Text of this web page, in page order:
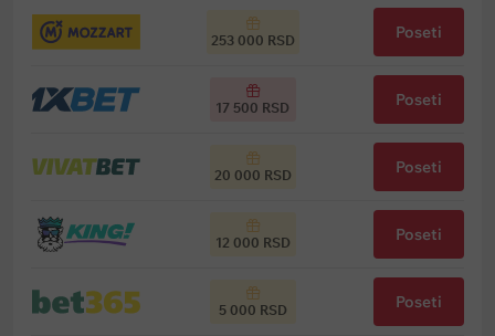
253 000 RSD Poseti
17 500 RSD Poseti
20 000 RSD Poseti
12 000 RSD Poseti
5 000 RSD Poseti